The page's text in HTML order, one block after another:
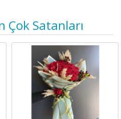
Çok Satanları